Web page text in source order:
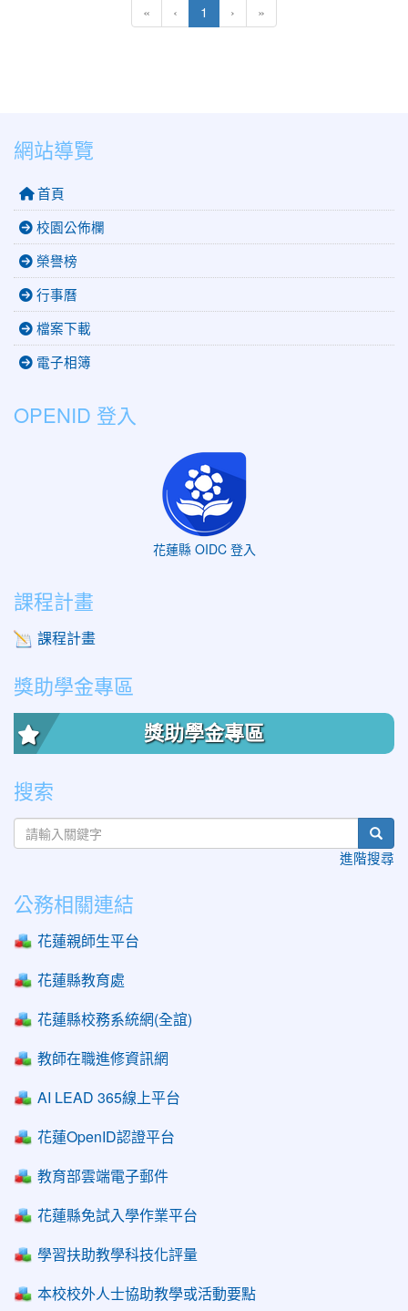
« ‹ 1 (目前頁次)
› »
網站導覽
首頁
校園公佈欄
榮譽榜
行事曆
檔案下載
電子相簿
OPENID 登入
花蓮縣 OIDC 登入
課程計畫
課程計畫
獎助學金專區
獎助學金專區
搜索
進階搜尋
公務相關連結
花蓮親師生平台
花蓮縣教育處
花蓮縣校務系統網(全誼)
教師在職進修資訊網
AI LEAD 365線上平台
花蓮OpenID認證平台
教育部雲端電子郵件
花蓮縣免試入學作業平台
學習扶助教學科技化評量
本校校外人士協助教學或活動要點